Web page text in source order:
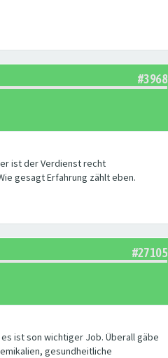
#3968
ist der Verdienst recht
gesagt Erfahrung zählt eben.
#27105
ist son wichtiger Job. Überall gäbe
gesundheitliche